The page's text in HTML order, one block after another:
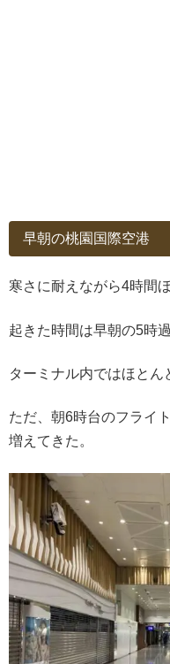
早朝の桃園国際空港
寒さに耐えながら4時間
起きた時間は早朝の5時過
ターミナル内ではほとん
ただ、朝6時台のフライ
増えてきた。